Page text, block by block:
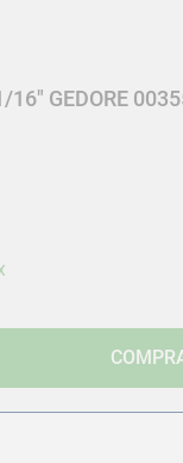
16" GEDORE